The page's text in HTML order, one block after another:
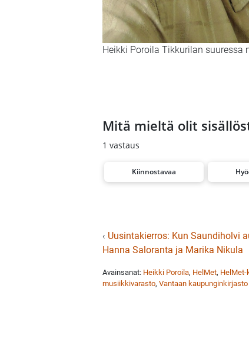
Heikki Poroila Tikkurilan suuressa
Mitä mieltä olit
1 vastaus
Kiinnostavaa
‹ Uusintakierros: Kun Saundiholvi
Hanna Saloranta ja Marika Nikula
Avainsanat: Heikki Poroila, HelMet,
musiikkivarasto, Vantaan kaupunginkirjasto